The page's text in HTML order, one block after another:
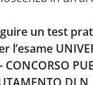
un test
l’esame